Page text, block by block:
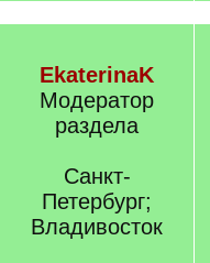
EkaterinaK
Модератор
раздела
Санкт-
Петербург;
Владивосток